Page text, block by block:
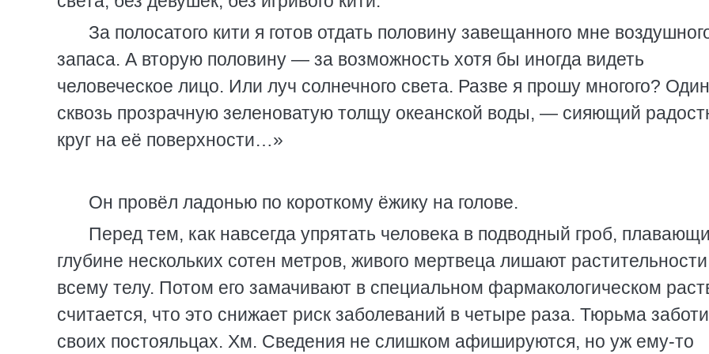
За полосатого кити я готов отдать половину завещанного мне
запаса. А вторую половину — за возможность хотя бы иногда видеть
человеческое лицо. Или луч солнечного света. Разве я прошу многого?
сквозь прозрачную зеленоватую толщу океанской воды, — сияющий
круг на её поверхности…»
Он провёл ладонью по короткому ёжику на голове.
Перед тем, как навсегда упрятать человека в подводный гроб,
глубине нескольких сотен метров, живого мертвеца лишают
всему телу. Потом его замачивают в специальном фармакологическом
считается, что это снижает риск заболеваний в четыре раза. Тюрьма
своих постояльцах. Хм. Сведения не слишком афишируются, но уж ему-то